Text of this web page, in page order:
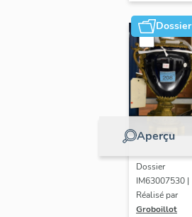
Dossier
Aperçu
Dossier
IM63007530 |
Réalisé par
Groboillot